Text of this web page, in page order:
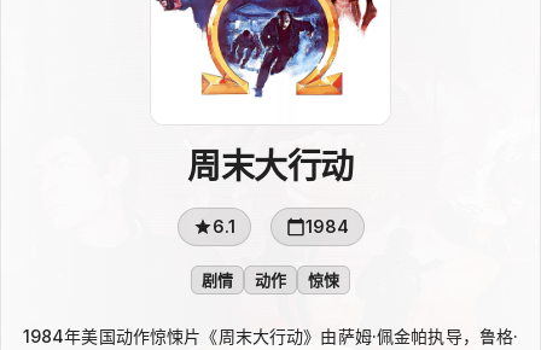
周末大行动
6.1 1984
剧情 动作 惊悚
1984年美国动作惊悚片《周末大行动》由萨姆·佩金帕执导，鲁格·